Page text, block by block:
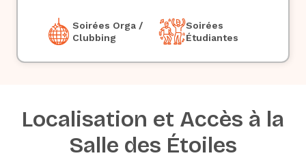
Soirées Orga /
Clubbing
Soirées
Étudiantes
Localisation et Accès à la
Salle des Étoiles